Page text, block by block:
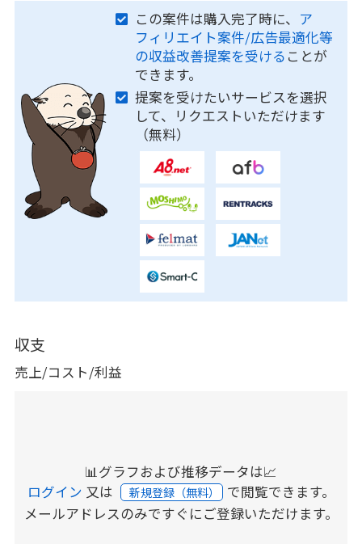
この案件は購入完了時に、 ア
フィリエイト案件/広告最適化等
の収益改善提案を受ける ことが
できます。
提案を受けたいサービスを選択
して、リクエストいただけます
（無料）
収支
売上/コスト/利益
📊グラフおよび推移データは📈
ログイン 又は 新規登録（無料） で閲覧できます。
メールアドレスのみですぐにご登録いただけます。